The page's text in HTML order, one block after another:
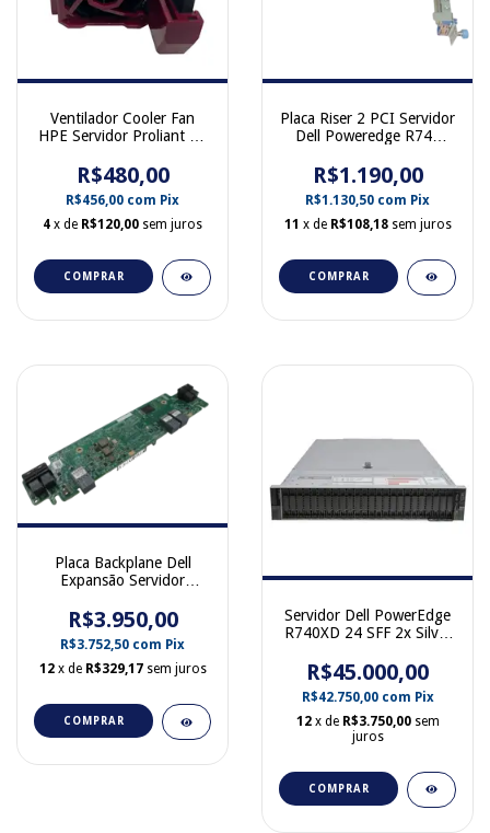
Ventilador Cooler Fan
HPE Servidor Proliant DL
765491-001
R$480,00
R$456,00 com Pix
4 x de R$120,00 sem juros
COMPRAR
Placa Riser 2 PCI Servidor
Dell Poweredge R740
R$1.190,00
R$1.130,50 com Pix
11 x de R$108,18 sem juros
COMPRAR
Placa Backplane Dell
Expansão Servidor
058D2W
R$3.950,00
R$3.752,50 com Pix
12 x de R$329,17 sem juros
COMPRAR
Servidor Dell PowerEdge
R740XD 24 SFF 2x Silver
R$45.000,00
R$42.750,00 com Pix
12 x de R$3.750,00 sem
juros
COMPRAR